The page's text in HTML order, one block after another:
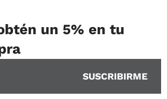
un 5% en tu